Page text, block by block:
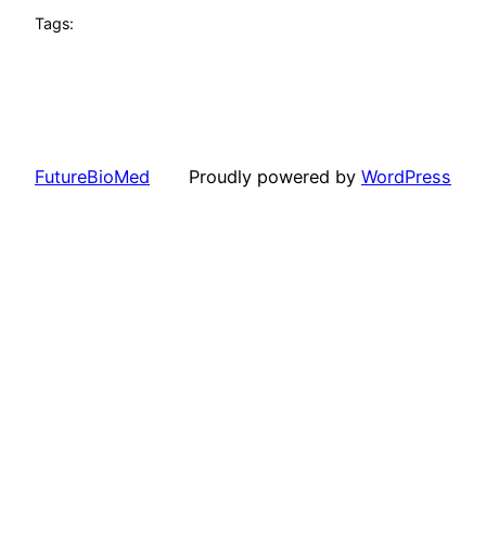
Tags:
FutureBioMed Proudly powered by WordPress